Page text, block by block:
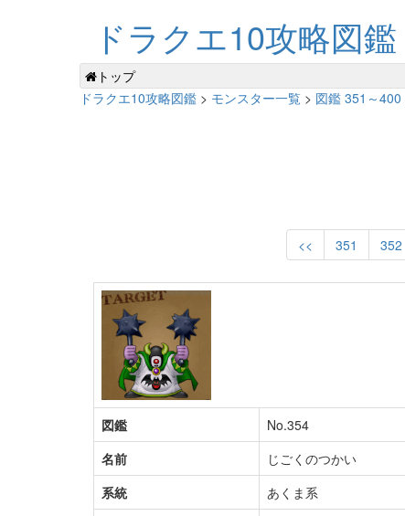
ドラクエ10攻略図鑑
トップ
ドラクエ10攻略図鑑 > モンスター一覧 > 図鑑 351～400
<< 351 352
図鑑
No.354
名前
じごくのつかい
系統
あくま系